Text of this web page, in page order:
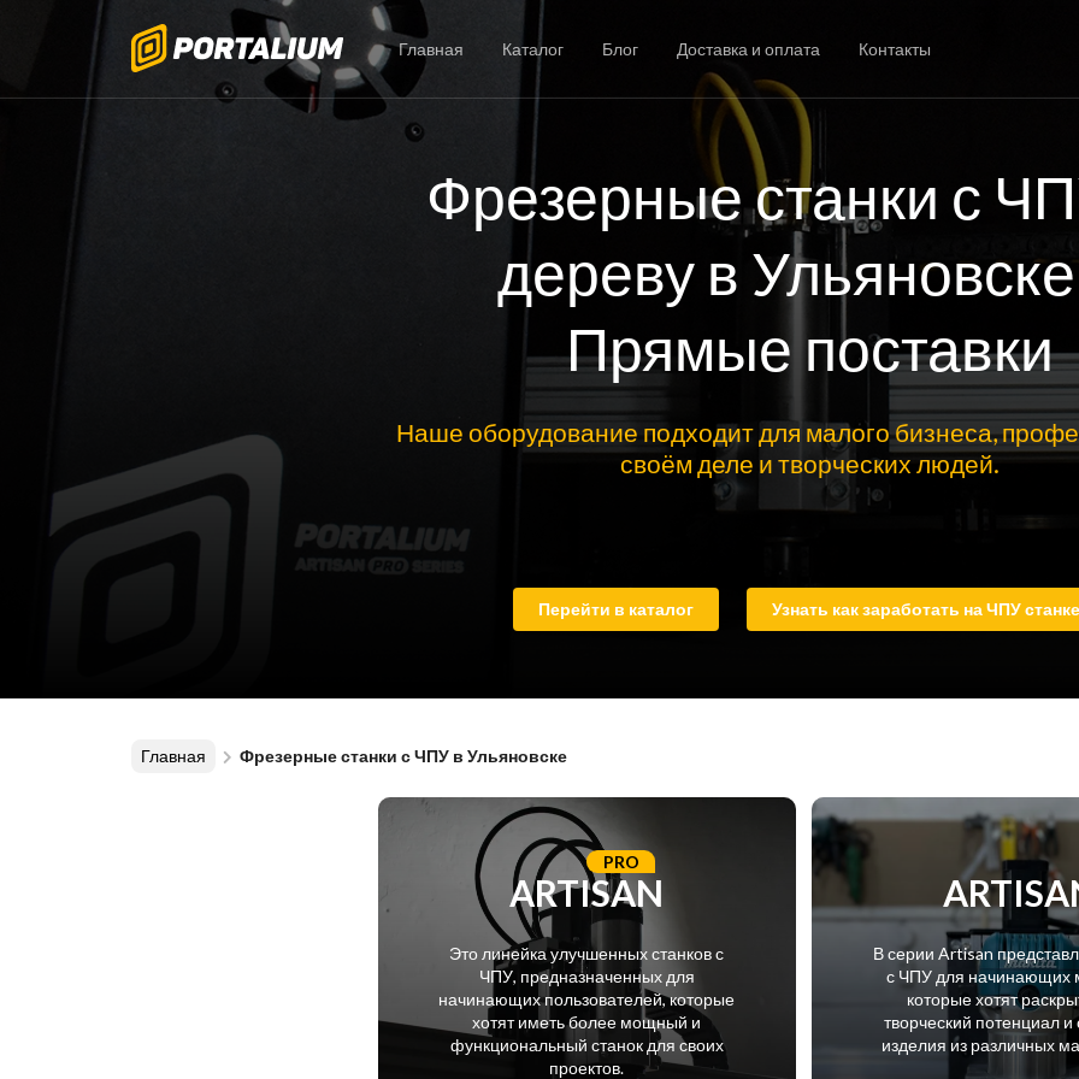
Главная Каталог Блог Доставка и оплата Контакты
Фрезерные станки с
дереву в
Прямые поставки
Наше оборудование подходит для малого бизнеса,
своём деле и творческих людей.
Перейти в каталог Узнать как заработать на ЧПУ станке
Главная Фрезерные станки с ЧПУ в Ульяновске
ARTISAN
PRO
Это линейка улучшенных станков с
ЧПУ, предназначенных для
начинающих пользователей, которые
хотят иметь более мощный и
функциональный станок для своих
проектов.
В серии Artisan
с ЧПУ для начинающих
которые хотят
творческий потенциал и
изделия из различных